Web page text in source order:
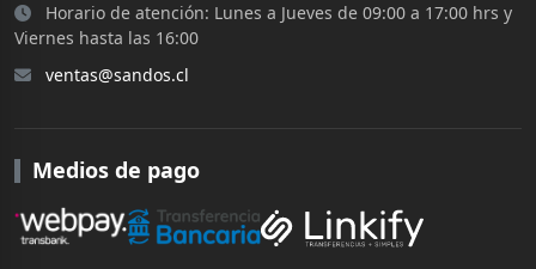
Horario de atención: Lunes a Jueves de 09:00 a 17:00 hrs y
Viernes hasta las 16:00
ventas@sandos.cl
Medios de pago